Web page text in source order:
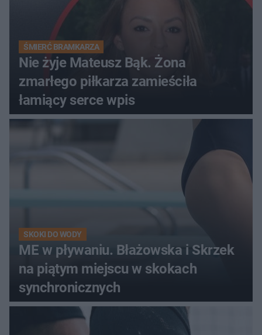
ŚMIERĆ BRAMKARZA
Nie żyje Mateusz Bąk. Żona
zmarłego piłkarza zamieściła
łamiący serce wpis
SKOKI DO WODY
ME w pływaniu. Błażowska i Skrzek
na piątym miejscu w skokach
synchronicznych